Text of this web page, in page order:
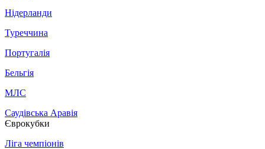
Нідерланди
Туреччина
Португалія
Бельгія
МЛС
Саудівська Аравія
Єврокубки
Ліга чемпіонів